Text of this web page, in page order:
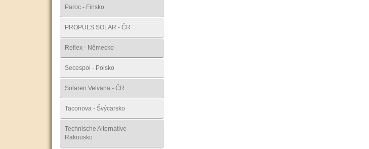
Paroc - Finsko
PROPULS SOLAR - ČR
Reflex - Německo
Secespol - Polsko
Solaren Velvana - ČR
Taconova - Švýcarsko
Technische Alternative -
Rakousko